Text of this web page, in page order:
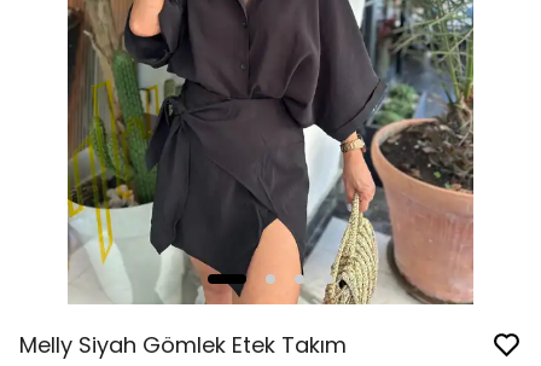
Melly Siyah Gömlek Etek Takım